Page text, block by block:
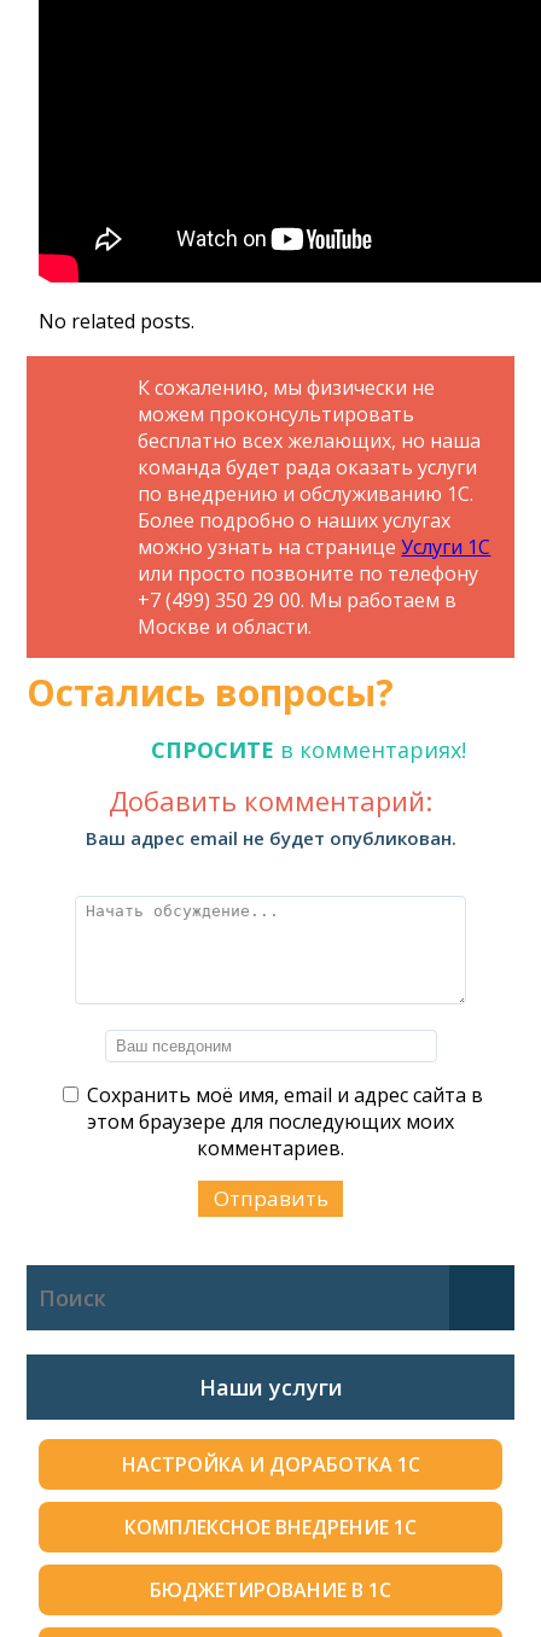
No related posts.
К сожалению, мы физически не
можем проконсультировать
бесплатно всех желающих, но наша
команда будет рада оказать услуги
по внедрению и обслуживанию 1С.
Более подробно о наших услугах
можно узнать на страницеУслуги 1С
или просто позвоните по телефону
+7 (499) 350 29 00. Мы работаем в
Москве и области.
Остались вопросы?
СПРОСИТЕ в комментариях!
Добавить комментарий:
Ваш адрес email не будет опубликован.
Сохранить моё имя, email и адрес сайта в
этом браузере для последующих моих
комментариев.
Наши услуги
НАСТРОЙКА И ДОРАБОТКА 1С
КОМПЛЕКСНОЕ ВНЕДРЕНИЕ 1С
БЮДЖЕТИРОВАНИЕ В 1С